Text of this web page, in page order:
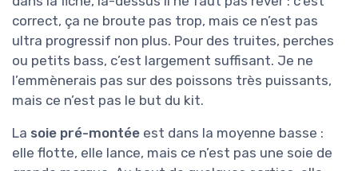
correct, ça ne broute pas trop, mais ce n’est pas
ultra progressif non plus. Pour des truites, perches
ou petits bass, c’est largement suffisant. Je ne
l’emmènerais pas sur des poissons très puissants,
mais ce n’est pas le but du kit.
La soie pré-montée est dans la moyenne basse :
elle flotte, elle lance, mais ce n’est pas une soie de